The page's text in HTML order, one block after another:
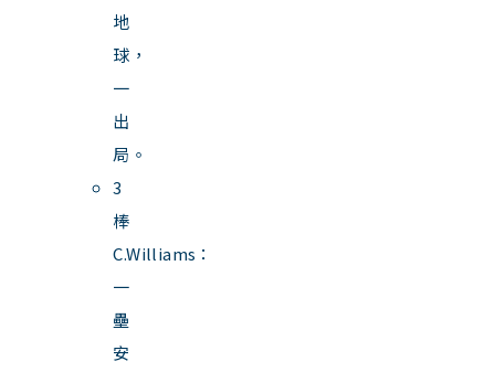
地
球，
一
出
局。
3
棒
C.Williams：
一
壘
安